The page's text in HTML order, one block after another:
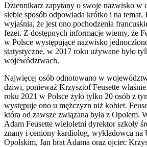
Dziennikarz zapytany o swoje nazwisko w
siebie sposób odpowiada krótko i na temat.
wyjaśnia, że jest ono pochodzenia
fezet. Z dostępnych informacje wiemy, że
w Polsce występujące nazwisko
statystyczne, w 2017 roku używane było
województwach.
Najwięcej osób odnotowano w
dziwi, ponieważ Krzysztof Feusette
roku 2021 w Polsce żyło tylko 20 osób z
występuje ono u mężczyzn niż kobiet.
która od zawsze związana była z Opolem.
Adam Feusette wieloletni dyrektor szkoły
znany i ceniony kardiolog, wykładowca na
Opolskim, Jan brat Adama oraz ojciec